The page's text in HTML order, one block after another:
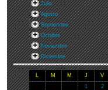
Julio
Agosto
Septiembre
Octubre
Noviembre
Diciembre
L M M J V
1
2